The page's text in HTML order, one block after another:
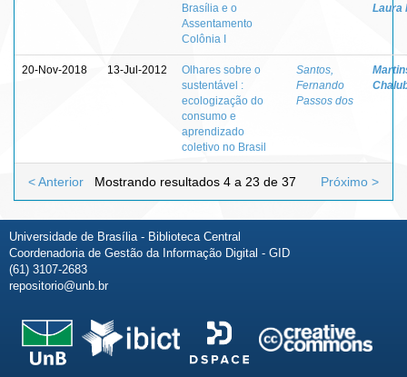
Brasília e o
Assentamento
Colônia I
Laura
20-Nov-2018 13-Jul-2012
Olhares sobre o
sustentável :
ecologização do
consumo e
aprendizado
coletivo no Brasil
Santos,
Fernando
Passos dos
Mostrando resultados 4 a 23 de 37
< Anterior Próximo >
Universidade de Brasília - Biblioteca Central
Coordenadoria de Gestão da Informação Digital - GID
(61) 3107-2683
repositorio@unb.br